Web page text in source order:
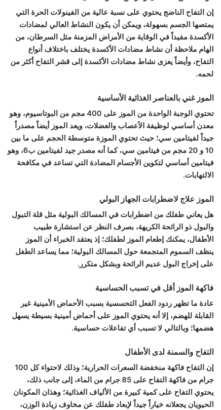
إن التفاح الناضج يحتوي على نسبة عالية من الفينولات الحرة التي
يمتصها الجسم بسهولة، ويمكن أن يكون النشاط العالي لمضادات
الأكسدة مفيداً في الوقاية من الأمراض المزمنة مثل السرطان، من
الهام ملاحظة أن نشاط مضادات الأكسدة يختلف باختلاف أنواع
التفاح، وأيضاً يعزى نشاط مضادات الأكسدة إلى قشر التفاح أكثر من
لحمه.
الموز غني بالعناصر الغذائية الأساسية
تحتوي الوجبة الواحدة من الموز على 400 مجم من البوتاسيوم، وهو
معدن أساسي لوظيفة الأعصاب والعضلات، ويعد الموز أيضاً مصدراً
جيداً لفيتامين سي؛ حيث تحتوي الموزة متوسطة الحجم على ما بين
10 و 20 مجم من فيتامين سي، كما أنه مصدر جيد لفيتامين ب6، وهو
فيتامين أساسي لتكوين الأجسام المضادة التي تساعد في مكافحة
الالتهابات.
الموز علاج لاضطرابات الجهاز البولي
هل يعاني طفلك من اضطرابات في المسالك البولية مثل قلة التبول
والبول ذو الرائحة الكريهة، بصرف النظر عن استشارة طبيب
الأطفال، يمكنك إطعام الموز لطفلك؛ إذ يعتقد الخبراء أن الموز
ينظف السموم المتجمعة حول المسالك البولية؛ مما يساعد الطفل
على إخراج البول عديم الرائحة وبشكل متكرر.
فاكهة الموز أقل في تسبب الحساسية
عادة ما تظهر ردود الفعل التحسسية بسبب الأحماض الأمينية غير
القابلة للهضم، إلا أنه يحتوي الموز على أحماض أمينية بسيطة يسهل
هضمها؛ وبالتالي لا تسبب أي تفاعلات حساسية.
التفاح والسمنة لدى الأطفال
إن التفاح فاكهة منخفضة السعرات الحرارية؛ وذلك لاحتواء كل 100
جرام من فاكهة التفاح على 85 جرام من الماء، إلى جانب ذلك،
يحتوي التفاح على كمية كبيرة من الألياف الغذائية؛ وهذان المكونان
الحيويان يجعلانه خياراً جيداً لإبعاد طفلك عن مخاوف زيادة الوزن،